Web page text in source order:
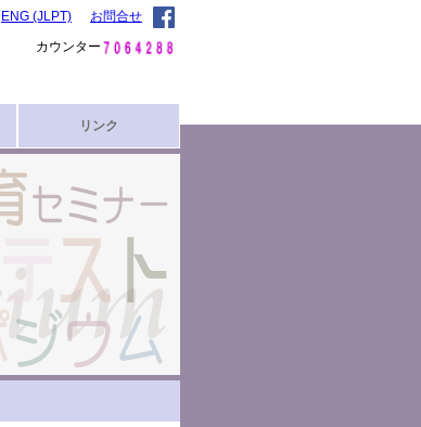
ENG (JLPT)
お問合せ
カウンター
リンク